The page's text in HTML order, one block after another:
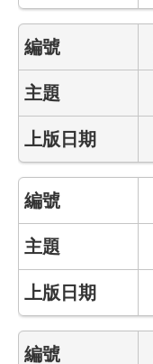
見
問
答
雙
詞
彙
臺
北
政
府